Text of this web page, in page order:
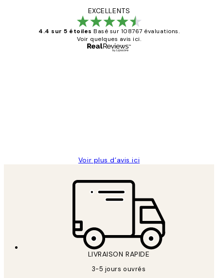
EXCELLENTS
4.4 sur 5 étoiles Basé sur 108767 évaluations.
Voir quelques avis ici.
Voir plus d’avis ici
LIVRAISON RAPIDE
3-5 jours ouvrés